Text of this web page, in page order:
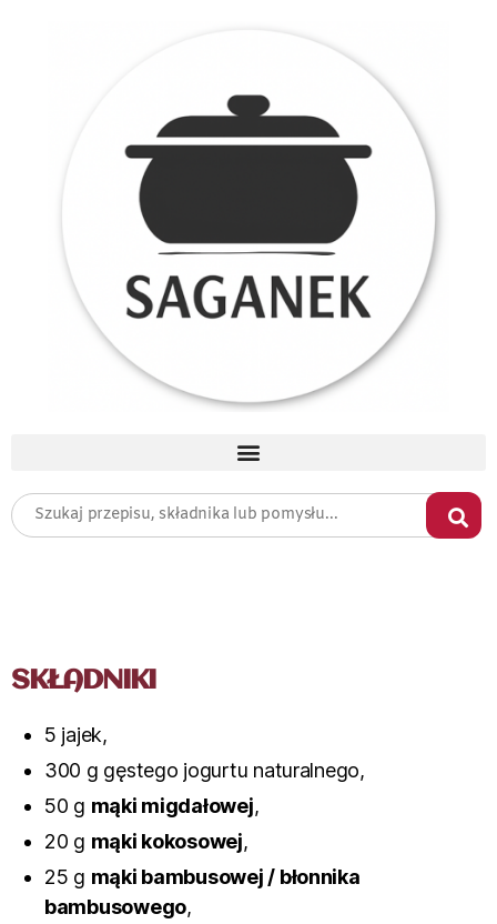
SKŁADNIKI
5 jajek,
300 g gęstego jogurtu naturalnego,
50 g mąki migdałowej,
20 g mąki kokosowej,
25 g mąki bambusowej / błonnika
bambusowego,